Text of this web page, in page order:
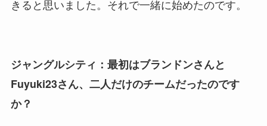
きると思いました。それで一緒に始めたのです。
ジャングルシティ：最初はブランドンさんと
Fuyuki23さん、二人だけのチームだったのです
か？